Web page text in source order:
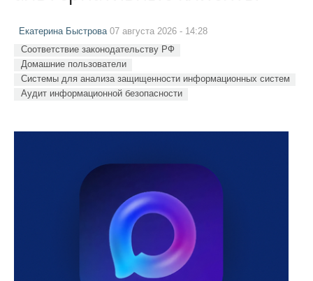
Екатерина Быстрова 07 августа 2026 - 14:28
Соответствие законодательству РФ
Домашние пользователи
Системы для анализа защищенности информационных систем
Аудит информационной безопасности